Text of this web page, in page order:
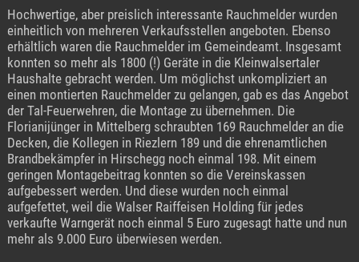
Hochwertige, aber preislich interessante Rauchmelder wurden
einheitlich von mehreren Verkaufsstellen angeboten. Ebenso
erhältlich waren die Rauchmelder im Gemeindeamt. Insgesamt
konnten so mehr als 1800 (!) Geräte in die Kleinwalsertaler
Haushalte gebracht werden. Um möglichst unkompliziert an
einen montierten Rauchmelder zu gelangen, gab es das Angebot
der Tal-Feuerwehren, die Montage zu übernehmen. Die
Florianijünger in Mittelberg schraubten 169 Rauchmelder an die
Decken, die Kollegen in Riezlern 189 und die ehrenamtlichen
Brandbekämpfer in Hirschegg noch einmal 198. Mit einem
geringen Montagebeitrag konnten so die Vereinskassen
aufgebessert werden. Und diese wurden noch einmal
aufgefettet, weil die Walser Raiffeisen Holding für jedes
verkaufte Warngerät noch einmal 5 Euro zugesagt hatte und nun
mehr als 9.000 Euro überwiesen werden.